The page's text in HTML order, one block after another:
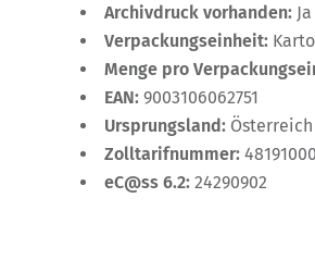
Archivdruck vorhanden: Ja
Verpackungseinheit:
Menge pro
EAN: 9003106062751
Ursprungsland: Österreich
Zolltarifnummer: 48191000
eC@ss 6.2: 24290902